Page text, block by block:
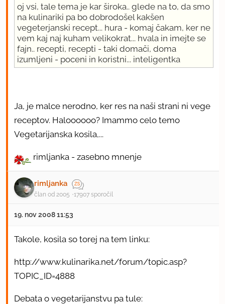
oj vsi, tale tema je kar široka.. glede na to, da smo
na kulinariki pa bo dobrodošel kakšen
vegeterjanski recept... hura - komaj čakam, ker ne
vem kaj naj kuham velikokrat... hvala in imejte se
fajn.. recepti, recepti - taki domači, doma
izumljeni - poceni in koristni... inteligentka
Ja, je malce nerodno, ker res na naši strani ni vege
receptov. Haloooooo? Imammo celo temo
Vegetarijanska kosila,...
rimljanka - zasebno mnenje
rimljanka
član od 2005 17907 sporočil
19. nov 2008 11:53
Takole, kosila so torej na tem linku:
http://www.kulinarika.net/forum/topic.asp?
TOPIC_ID=4888
Debata o vegetarijanstvu pa tule: